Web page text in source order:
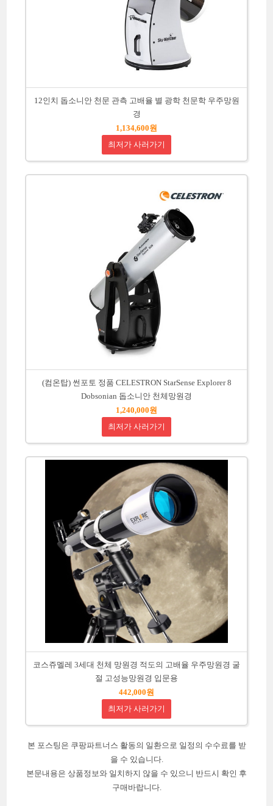
12인치 돕소니안 천문 관측 고배율 별 광학 천문학 우주망원
경
1,134,600원
최저가 사러가기
(컴온탑) 썬포토 정품 CELESTRON StarSense Explorer 8
Dobsonian 돕소니안 천체망원경
1,240,000원
최저가 사러가기
코스쥬멜레 3세대 천체 망원경 적도의 고배율 우주망원경 굴
절 고성능망원경 입문용
442,000원
최저가 사러가기
본 포스팅은 쿠팡파트너스 활동의 일환으로 일정의 수수료를 받
을 수 있습니다.
본문내용은 상품정보와 일치하지 않을 수 있으니 반드시 확인 후
구매바랍니다.